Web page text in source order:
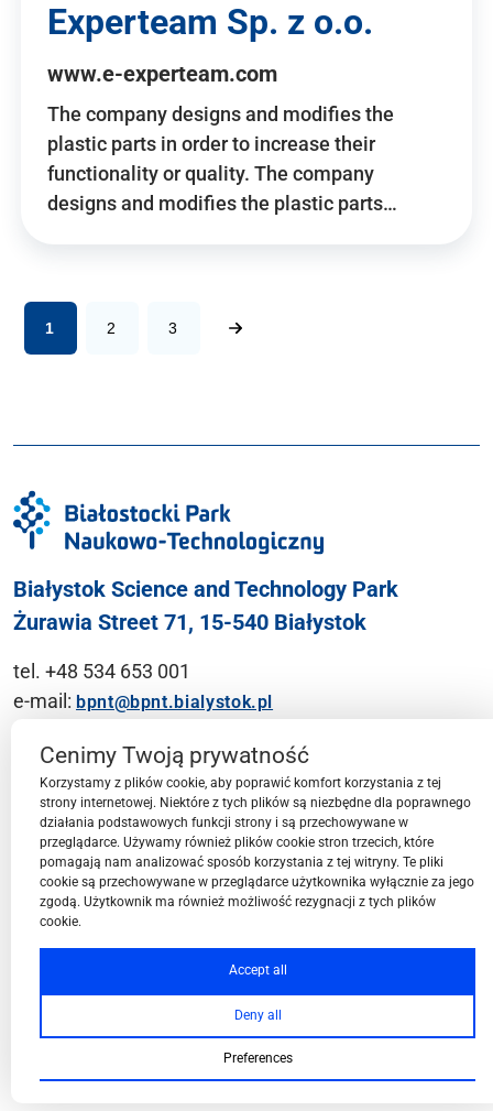
Experteam Sp. z o.o.
www.e-experteam.com
The company designs and modifies the
plastic parts in order to increase their
functionality or quality. The company
designs and modifies the plastic parts…
1 2 3
Białystok Science and Technology Park
Żurawia Street 71, 15-540 Białystok
tel. +48 534 653 001
e-mail: bpnt@bpnt.bialystok.pl
Contact
BPN-T Area
BPN-T Offer
Cenimy Twoją prywatność
Korzystamy z plików cookie, aby poprawić komfort korzystania z tej
strony internetowej. Niektóre z tych plików są niezbędne dla poprawnego
działania podstawowych funkcji strony i są przechowywane w
przeglądarce. Używamy również plików cookie stron trzecich, które
pomagają nam analizować sposób korzystania z tej witryny. Te pliki
cookie są przechowywane w przeglądarce użytkownika wyłącznie za jego
zgodą. Użytkownik ma również możliwość rezygnacji z tych plików
cookie.
Accept all
Deny all
Preferences